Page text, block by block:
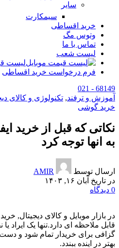
سایر
سیمکارت
خرید اقساطی
وتوس مگ
تماس با ما
لیست شعب
لیست
فرم درخواست خرید اقساطی
68149 - 021
آموزش و ترفند, تکنولوژی و کالای
خرید گوشی
نکاتی که قبل از خرید
به انها توجه کرد
ارسال توسط
AMIR
در تاریخ آبان ۱۶, ۱۴۰۳
0 دیدگاه
در بازار موبایل و کالای
قابل ملاحظه ای دارد.تنها یک ایراد
گزافی برای خریدار تمام شود و
بهتر در اینده ببندد.